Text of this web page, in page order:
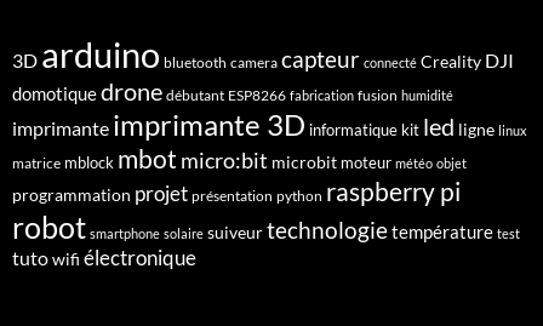
3D arduino bluetooth camera capteur connecté Creality DJI
domotiquedrone débutant ESP8266 fabrication fusion humidité
imprimante imprimante 3D informatique kit led ligne linux
matrice mblock mbot micro:bit microbit moteur météo objet
programmation projet présentation python raspberry pi
robot smartphone solaire suiveurtechnologietempérature test
tutowifi électronique